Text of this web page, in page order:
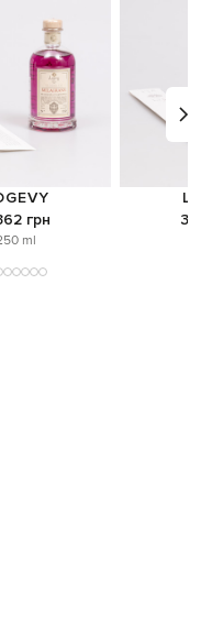
грн
ml
3